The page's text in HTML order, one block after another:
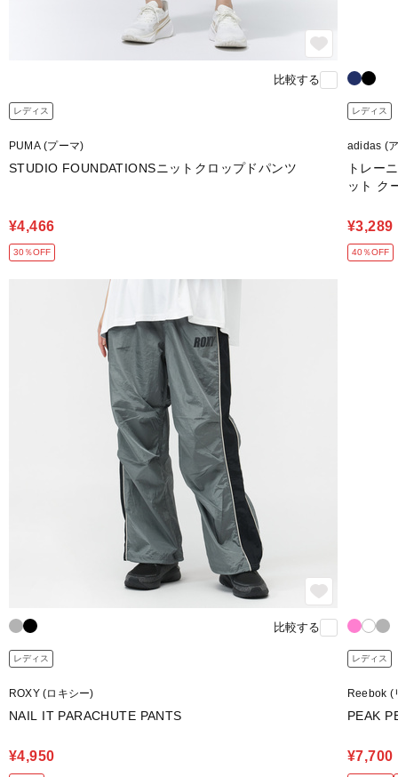
比較する
レディス
PUMA (プーマ)
STUDIO FOUNDATIONSニットクロップドパンツ
¥4,466
30％OFF
レディス
adidas (
トレー
ット ク
¥3,289
40％OFF
比較する
レディス
ROXY (ロキシー)
NAIL IT PARACHUTE PANTS
¥4,950
レディス
Reebok (
PEAK
¥7,700